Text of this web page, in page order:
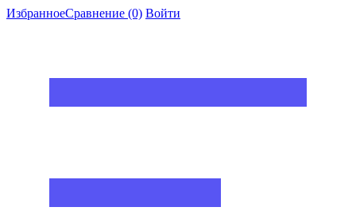
ИзбранноеСравнение (0) Войти